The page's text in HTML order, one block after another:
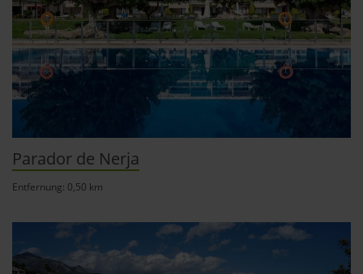
Parador de Nerja
Entfernung: 0,50 km